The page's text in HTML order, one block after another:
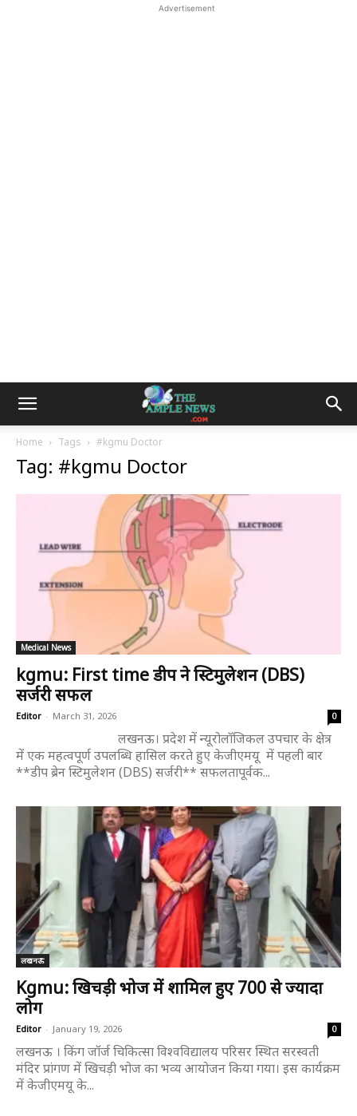
Advertisement
Home Tags #kgmu Doctor
Tag: #kgmu Doctor
Medical News
kgmu: First time डीप ब्रेन स्टिमुलेशन (DBS)
सर्जरी सफल
Editor - March 31, 2026 0
लखनऊ। प्रदेश में न्यूरोलॉजिकल उपचार के क्षेत्र
में एक महत्वपूर्ण उपलब्धि हासिल करते हुए केजीएमयू में पहली बार
**डीप ब्रेन स्टिमुलेशन (DBS) सर्जरी** सफलतापूर्वक...
लखनऊ
Kgmu: खिचड़ी भोज में शामिल हुए 700 से ज्यादा
लोग
Editor - January 19, 2026 0
लखनऊ । किंग जॉर्ज चिकित्सा विश्वविद्यालय परिसर स्थित सरस्वती
मंदिर प्रांगण में खिचड़ी भोज का भव्य आयोजन किया गया। इस कार्यक्रम
में केजीएमयू के...